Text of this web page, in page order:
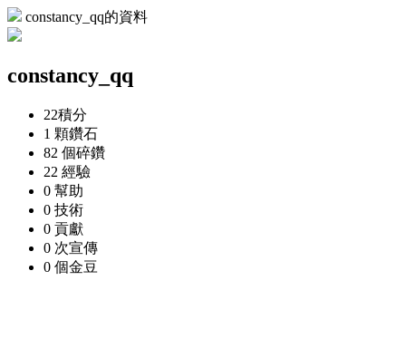
constancy_qq的資料
constancy_qq
22積分
1 顆鑽石
82 個碎鑽
22 經驗
0 幫助
0 技術
0 貢獻
0 次宣傳
0 個金豆